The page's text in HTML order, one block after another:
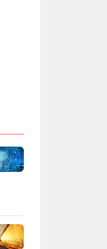
inteligence. AI obsah
vývojář přidá do hry